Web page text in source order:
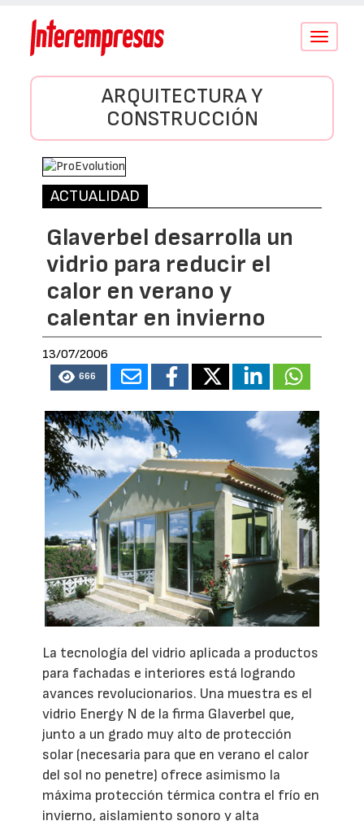
Conmutar
ARQUITECTURA Y
CONSTRUCCIÓN
ACTUALIDAD
Glaverbel desarrolla un
vidrio para reducir el
calor en verano y
calentar en invierno
13/07/2006
666
La tecnología del vidrio aplicada a productos
para fachadas e interiores está logrando
avances revolucionarios. Una muestra es el
vidrio Energy N de la firma Glaverbel que,
junto a un grado muy alto de protección
solar (necesaria para que en verano el calor
del sol no penetre) ofrece asimismo la
máxima protección térmica contra el frío en
invierno, aislamiento sonoro y alta